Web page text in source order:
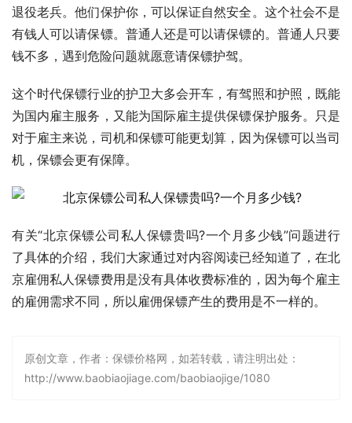
退役老兵。他们保护你，可以保证自然安全。这个社会不是
有钱人可以请保镖。普通人还是可以请保镖的。普通人只要
钱不多，遇到危险问题就愿意请保镖护驾。
这个时代保镖行业的护卫大多会开车，有驾照和护照，既能
为国内雇主服务，又能为国际雇主提供保镖保护服务。只是
对于雇主来说，司机和保镖可能更划算，因为保镖可以当司
机，保镖会更有保障。
有关“北京保镖公司私人保镖贵吗?一个月多少钱”问题进行
了具体的介绍，我们大家通过对内容阅读已经知道了，在北
京雇佣私人保镖费用是没有具体收费标准的，因为每个雇主
的雇佣需求不同，所以雇佣保镖产生的费用是不一样的。
原创文章，作者：保镖价格网，如若转载，请注明出处：
http://www.baobiaojiage.com/baobiaojige/1080